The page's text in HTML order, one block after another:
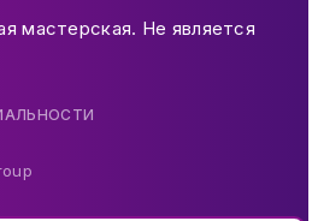
мастерская. Не является